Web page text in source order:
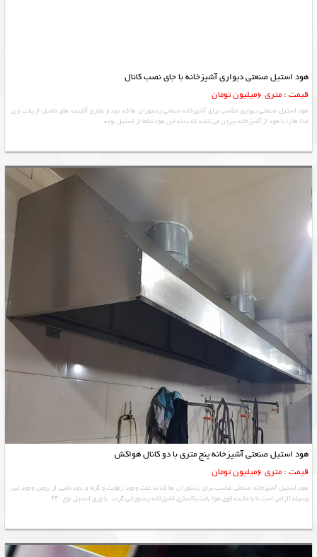
هود استیل صنعتی دیواری آشپزخانه با جای نصب کانال
قیمت : متری 6میلیون تومان
هود استیل صنعتی دیواری مناسب برای آشپزخانه صنعتی رستوران ها که دود و بخار و آلاینده های حاصل از پخت و پز
غذا ها را با هود از آشپزخانه بیرون می کشد که بدنه این هود تماما از استیل بوده
هود استیل صنعتی آشپزخانه پنج متری با دو کانال هواکش
قیمت : متری 6میلیون تومان
هود استیل آشپزخانه صنعتی مناسب برای رستوران ها که به علت وجود رطوبت و گرما و دود ناشی از روغن وجود این
وسیله الزامی است تا با مکنده قوی هوا باعث پاکسازی اشپزخانه رستورانی گردد. با ورق استیل نوع ۴۳۰